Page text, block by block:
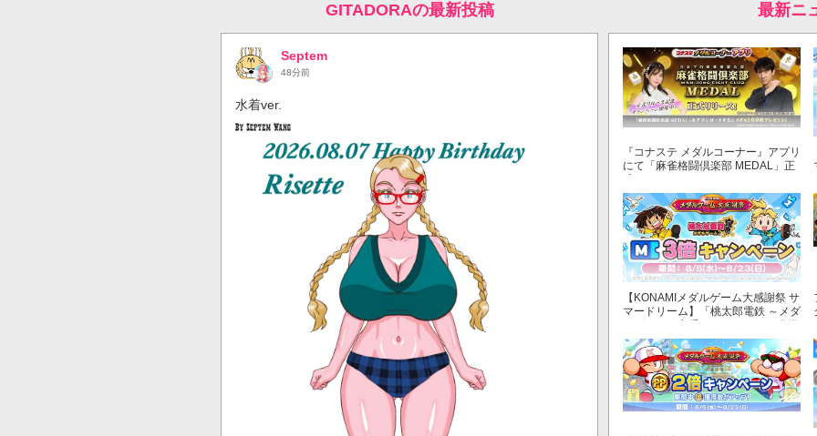
GITADORAの最新投稿
Septem
48分前
水着ver.
最新ニ
『コナステ メダルコーナー』アプリ
にて「麻雀格闘倶楽部 MEDAL」正
【KONAMIメダルゲーム大感謝祭 サ
マードリーム】「桃太郎電鉄 ～メダ
数が3倍！